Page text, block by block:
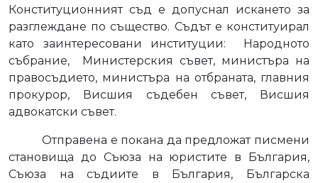
Конституционният съд е допуснал искането за
разглеждане по същество. Съдът е конституирал
като заинтересовани институции:
Народното
събрание,
Министерския съвет, министъра на
правосъдието, министъра на отбраната, главния
прокурор, Висшия съдебен съвет, Висшия
адвокатски съвет.
Отправена е покана да предложат писмени
становища до Съюза на юристите в България,
Съюза на съдиите в България, Българска